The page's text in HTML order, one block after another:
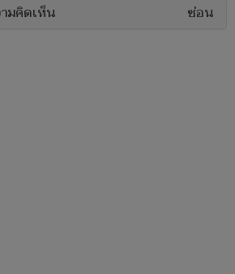
มคิดเห็น ซ่อน